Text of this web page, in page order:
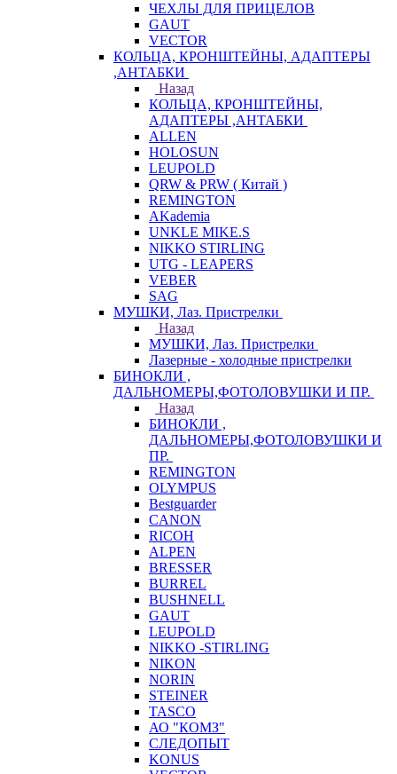
ЧЕХЛЫ ДЛЯ ПРИЦЕЛОВ
GAUT
VECTOR
КОЛЬЦА, КРОНШТЕЙНЫ, АДАПТЕРЫ
,АНТАБКИ
Назад
КОЛЬЦА, КРОНШТЕЙНЫ,
АДАПТЕРЫ ,АНТАБКИ
ALLEN
HOLOSUN
LEUPOLD
QRW & PRW ( Китай )
REMINGTON
AKademia
UNKLE MIKE.S
NIKKO STIRLING
UTG - LEAPERS
VEBER
SAG
МУШКИ, Лаз. Пристрелки
Назад
МУШКИ, Лаз. Пристрелки
Лазерные - холодные пристрелки
БИНОКЛИ ,
ДАЛЬНОМЕРЫ,ФОТОЛОВУШКИ И ПР.
Назад
БИНОКЛИ ,
ДАЛЬНОМЕРЫ,ФОТОЛОВУШКИ И
ПР.
REMINGTON
OLYMPUS
Bestguarder
CANON
RICOH
ALPEN
BRESSER
BURREL
BUSHNELL
GAUT
LEUPOLD
NIKKO -STIRLING
NIKON
NORIN
STEINER
TASCO
АО "КОМЗ"
СЛЕДОПЫТ
KONUS